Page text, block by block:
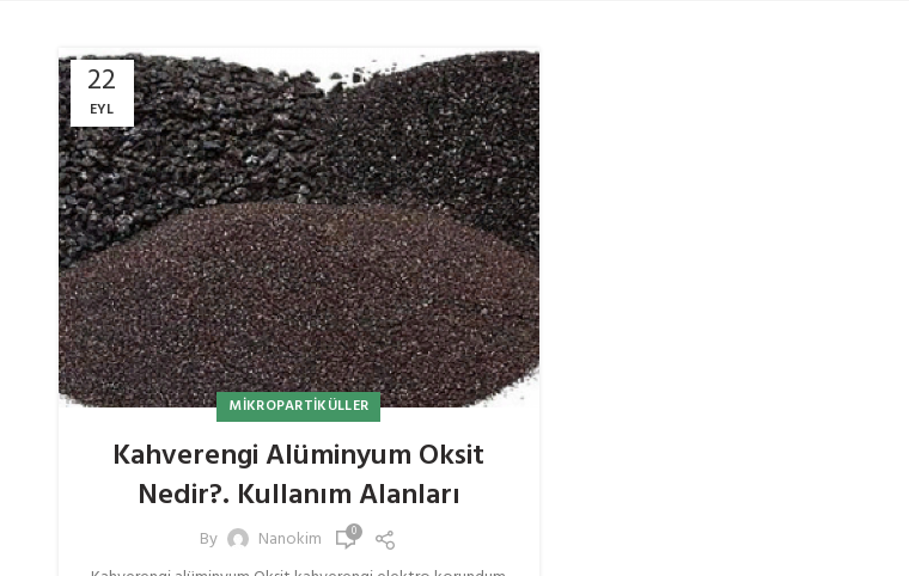
22
EYL
MIKROPARTIKÜLLER
Kahverengi Alüminyum Oksit
Nedir?. Kullanım Alanları
By Nanokim 0